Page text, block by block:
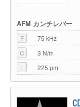
AFM カンチレバー
F
75 kHz
C
3 N/m
L
225 µm